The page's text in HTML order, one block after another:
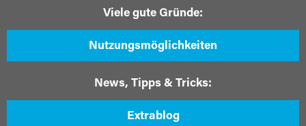
Viele gute Gründe:
Nutzungsmöglichkeiten
News, Tipps & Tricks:
Extrablog